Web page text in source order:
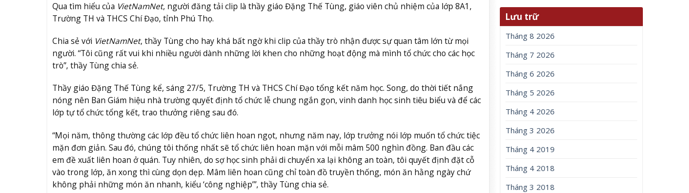
Qua tìm hiểu của VietNamNet, người đăng tải clip là thầy giáo Đặng Thế Tùng, giáo viên chủ nhiệm của lớp 8A1,
Trường TH và THCS Chí Đạo, tỉnh Phú Thọ.
Chia sẻ với VietNamNet, thầy Tùng cho hay khá bất ngờ khi clip của thầy trò nhận được sự quan tâm lớn từ mọi
người. “Tôi cũng rất vui khi nhiều người dành những lời khen cho những hoạt động mà mình tổ chức cho các học
trò”, thầy Tùng chia sẻ.
Thầy giáo Đặng Thế Tùng kể, sáng 27/5, Trường TH và THCS Chí Đạo tổng kết năm học. Song, do thời tiết nắng
nóng nên Ban Giám hiệu nhà trường quyết định tổ chức lễ chung ngắn gọn, vinh danh học sinh tiêu biểu và để các
lớp tự tổ chức tổng kết, trao thưởng riêng sau đó.
“Mọi năm, thông thường các lớp đều tổ chức liên hoan ngọt, nhưng năm nay, lớp trưởng nói lớp muốn tổ chức tiệc
mặn đơn giản. Sau đó, chúng tôi thống nhất sẽ tổ chức liên hoan mặn với mỗi mâm 500 nghìn đồng. Ban đầu các
em đề xuất liên hoan ở quán. Tuy nhiên, do sợ học sinh phải di chuyển xa lại không an toàn, tôi quyết định đặt cỗ
vào trong lớp, ăn xong thì cùng dọn dẹp. Mâm liên hoan cũng chỉ toàn đồ truyền thống, món ăn hằng ngày chứ
không phải những món ăn nhanh, kiểu ‘công nghiệp’”, thầy Tùng chia sẻ.
Lưu trữ
Tháng 8 2026
Tháng 7 2026
Tháng 6 2026
Tháng 5 2026
Tháng 4 2026
Tháng 3 2026
Tháng 4 2019
Tháng 4 2018
Tháng 3 2018